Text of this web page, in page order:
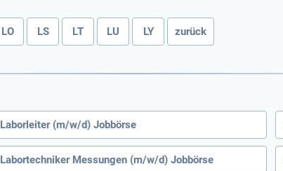
LO LS LT LU LY zurück
Laborleiter (m/w/d) Jobbörse
Labortechniker Messungen (m/w/d) Jobbörse